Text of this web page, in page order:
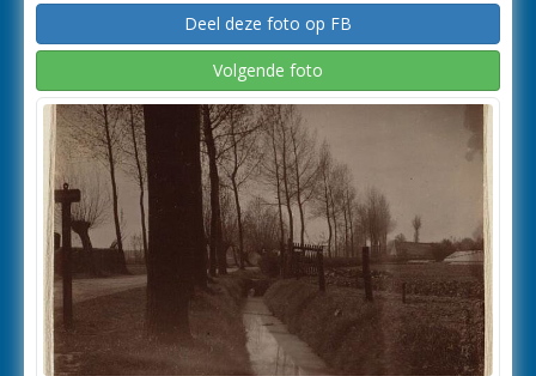
Deel deze foto op FB
Volgende foto